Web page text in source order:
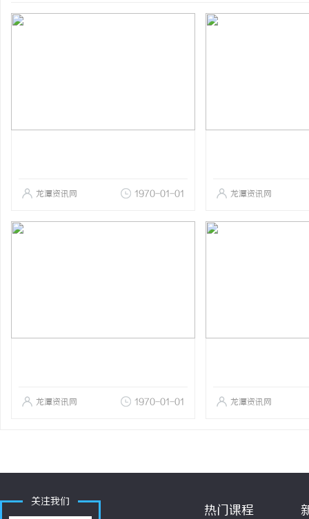
龙潭资讯网 1970-01-01 龙潭资讯网
龙潭资讯网 1970-01-01 龙潭资讯网
关注我们
热门课程